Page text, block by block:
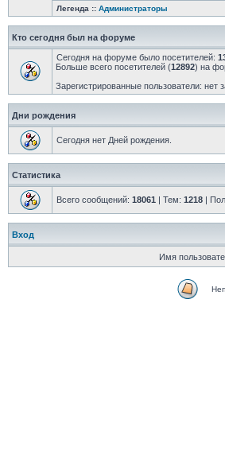
Легенда :: Администраторы
Кто сегодня был на форуме
Сегодня на форуме было посетителей:
Больше всего посетителей (12892) на
Зарегистрированные пользователи: нет
Дни рождения
Сегодня нет Дней рождения.
Статистика
Всего сообщений: 18061 | Тем: 1218 |
Вход
Имя